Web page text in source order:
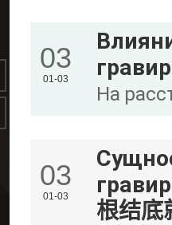
03
01-03
На
03
01-03
根结底